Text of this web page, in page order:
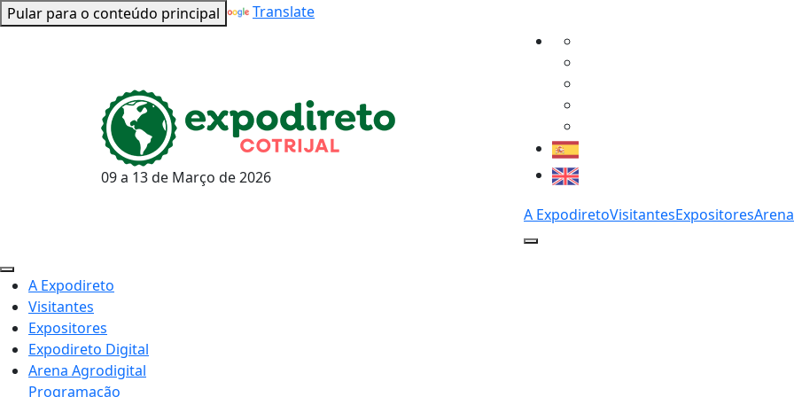
Powered by Translate
Pular para o conteúdo principal
09 a 13 de Março de 2026
A ExpodiretoVisitantesExpositores
A Expodireto
Visitantes
Expositores
Expodireto Digital
Arena Agrodigital
Programação